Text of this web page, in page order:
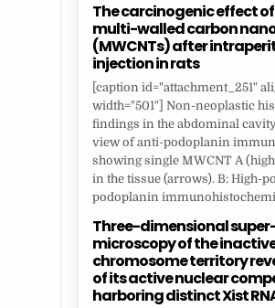
The carcinogenic effect
multi-walled carbon
(MWCNTs) after
injection in rats
[caption id="attachment_251"
width="501"] Non-neoplastic
findings in the abdominal
view of anti-podoplanin
showing single MWCNT A
in the tissue (arrows). B: High-
podoplanin
Three-dimensional
microscopy of the
chromosome territory
of its active nuclear
harboring distinct Xist